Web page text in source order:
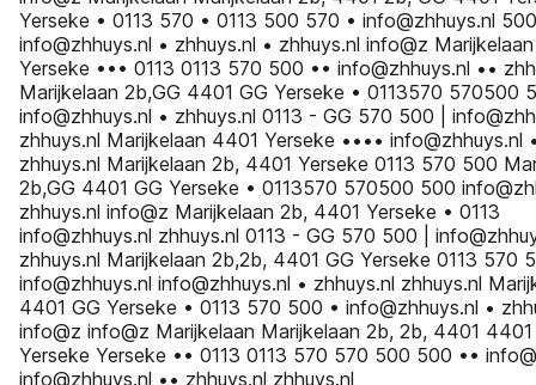
Yerseke • 0113 570 • 0113 500 570 • info@zhhuys.nl
info@zhhuys.nl • zhhuys.nl • zhhuys.nl info@z
Yerseke ••• 0113 0113 570 500 •• info@zhhuys.nl ••
Marijkelaan 2b,GG 4401 GG Yerseke • 0113570 570500
info@zhhuys.nl • zhhuys.nl 0113 - GG 570 500 |
zhhuys.nl Marijkelaan 4401 Yerseke •••• info@zhhuys.nl
zhhuys.nl Marijkelaan 2b, 4401 Yerseke 0113 570 500
2b,GG 4401 GG Yerseke • 0113570 570500 500
zhhuys.nl info@z Marijkelaan 2b, 4401 Yerseke • 0113
info@zhhuys.nl zhhuys.nl 0113 - GG 570 500 |
zhhuys.nl Marijkelaan 2b,2b, 4401 GG Yerseke 0113 570
info@zhhuys.nl info@zhhuys.nl • zhhuys.nl zhhuys.nl
4401 GG Yerseke • 0113 570 500 • info@zhhuys.nl •
info@z info@z Marijkelaan Marijkelaan 2b, 2b, 4401 4401
Yerseke Yerseke •• 0113 0113 570 570 500 500 ••
info@zhhuys.nl •• zhhuys.nl zhhuys.nl